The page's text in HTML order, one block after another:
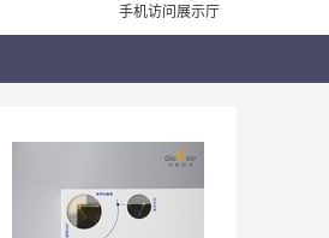
手机访问展示厅